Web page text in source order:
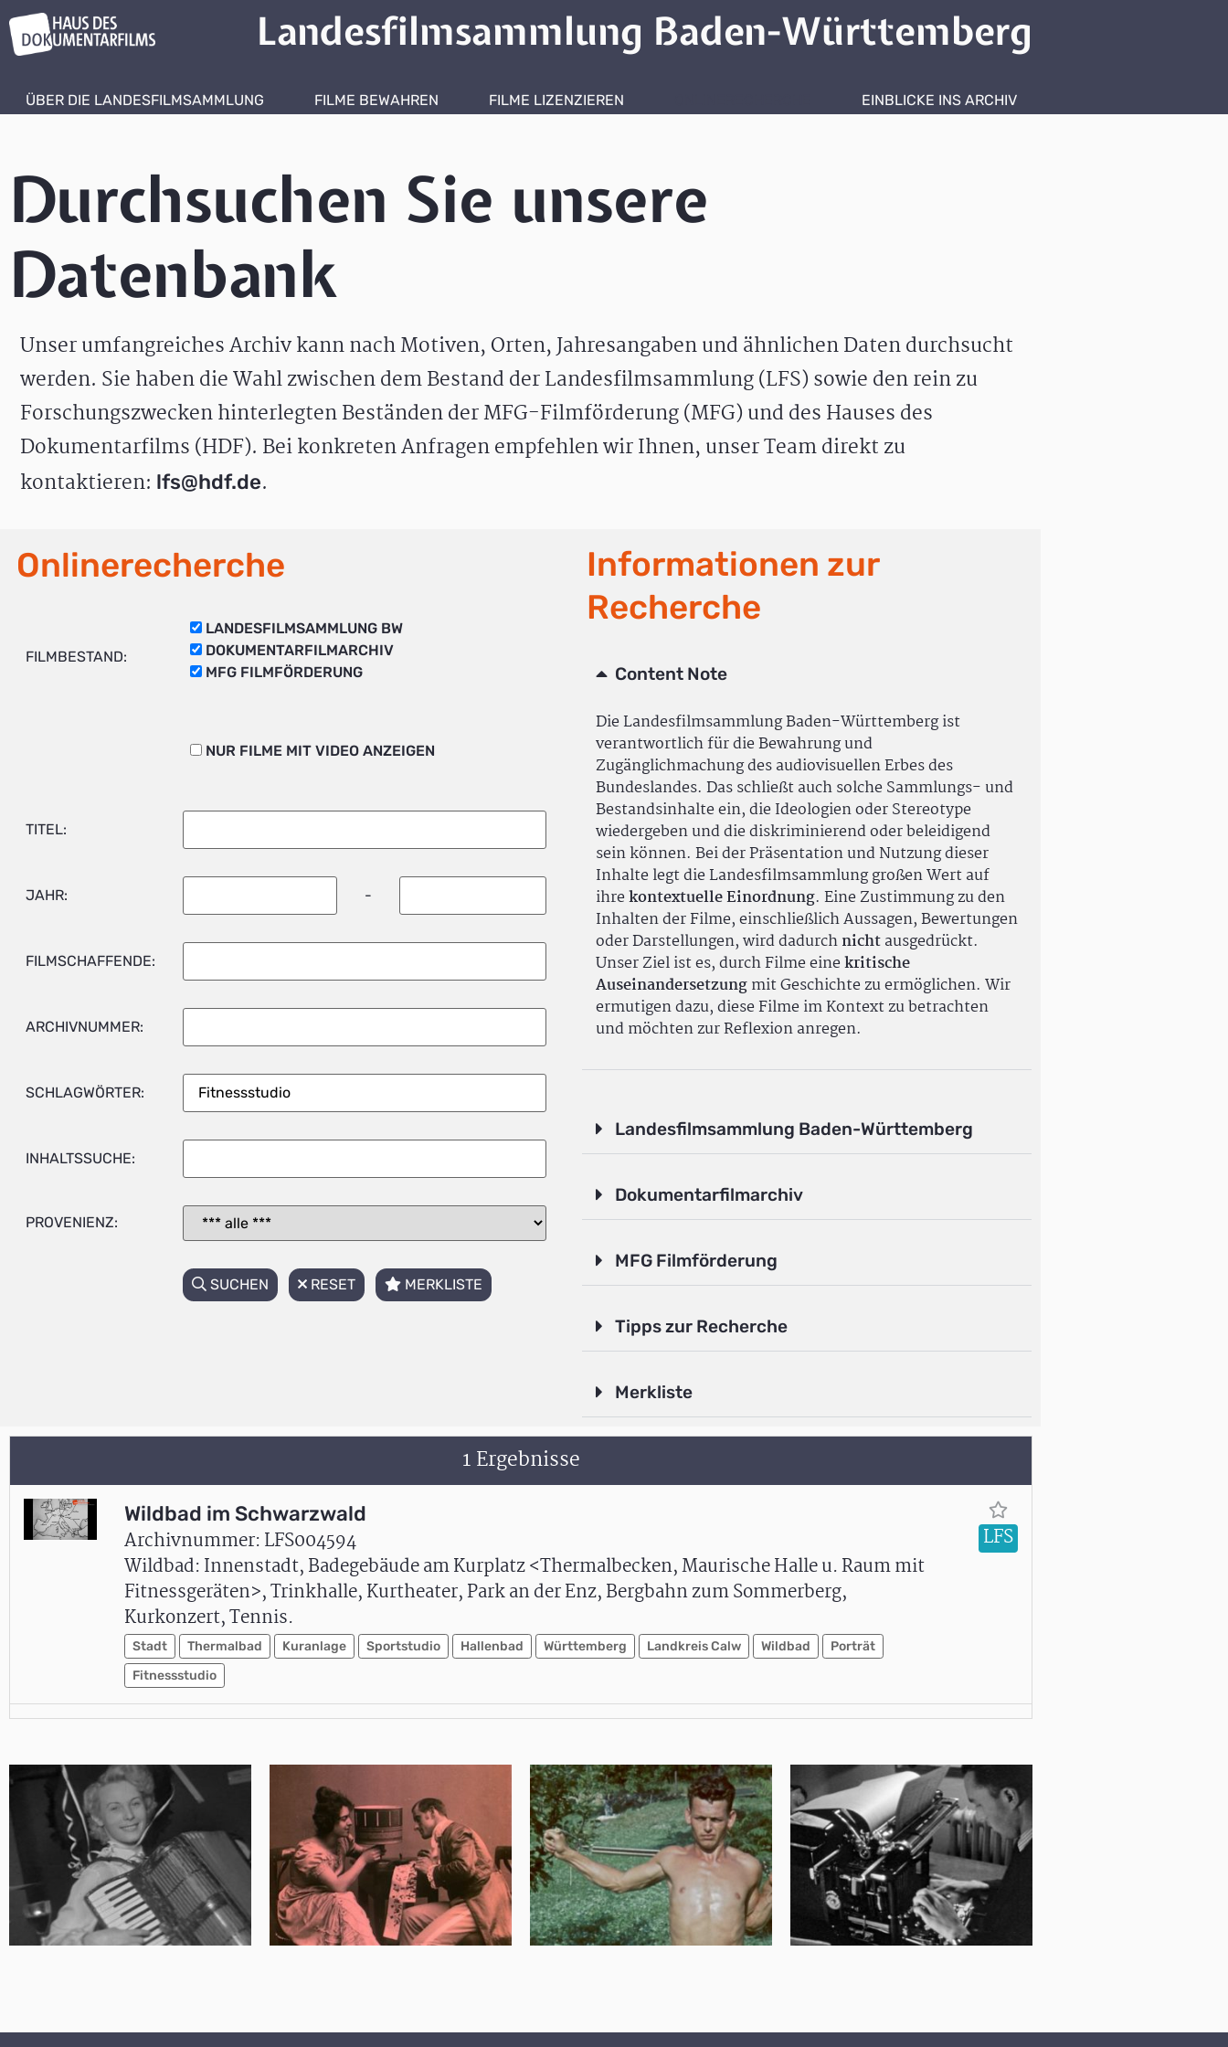
Landesfilmsammlung Baden-Württemberg
ÜBER DIE LANDESFILMSAMMLUNG FILME BEWAHREN FILME LIZENZIEREN EINBLICKE INS ARCHIV
Durchsuchen Sie unsere
Datenbank
Unser umfangreiches Archiv kann nach Motiven, Orten, Jahresangaben und ähnlichen Daten durchsucht
werden. Sie haben die Wahl zwischen dem Bestand der Landesfilmsammlung (LFS) sowie den rein zu
Forschungszwecken hinterlegten Beständen der MFG-Filmförderung (MFG) und des Hauses des
Dokumentarfilms (HDF). Bei konkreten Anfragen empfehlen wir Ihnen, unser Team direkt zu
kontaktieren: lfs@hdf.de.
Onlinerecherche
FILMBESTAND:
LANDESFILMSAMMLUNG BW
DOKUMENTARFILMARCHIV
MFG FILMFÖRDERUNG
NUR FILME MIT VIDEO ANZEIGEN
TITEL:
JAHR: -
FILMSCHAFFENDE:
ARCHIVNUMMER:
SCHLAGWÖRTER:
INHALTSSUCHE:
PROVENIENZ:
SUCHEN RESET MERKLISTE
Informationen zur
Recherche
Content Note
Die Landesfilmsammlung Baden-Württemberg ist
verantwortlich für die Bewahrung und
Zugänglichmachung des audiovisuellen Erbes des
Bundeslandes. Das schließt auch solche Sammlungs- und
Bestandsinhalte ein, die Ideologien oder Stereotype
wiedergeben und die diskriminierend oder beleidigend
sein können. Bei der Präsentation und Nutzung dieser
Inhalte legt die Landesfilmsammlung großen Wert auf
ihrekontextuelle Einordnung. Eine Zustimmung zu den
Inhalten der Filme, einschließlich Aussagen, Bewertungen
oder Darstellungen, wird dadurchnichtausgedrückt.
Unser Ziel ist es, durch Filme einekritische
Auseinandersetzungmit Geschichte zu ermöglichen. Wir
ermutigen dazu, diese Filme im Kontext zu betrachten
und möchten zur Reflexion anregen.
Landesfilmsammlung Baden-Württemberg
Dokumentarfilmarchiv
MFG Filmförderung
Tipps zur Recherche
Merkliste
1 Ergebnisse
Wildbad im Schwarzwald
Archivnummer: LFS004594
Wildbad: Innenstadt, Badegebäude am Kurplatz <Thermalbecken, Maurische Halle u. Raum mit
Fitnessgeräten>, Trinkhalle, Kurtheater, Park an der Enz, Bergbahn zum Sommerberg,
Kurkonzert, Tennis.
Stadt Thermalbad Kuranlage Sportstudio Hallenbad Württemberg Landkreis Calw Wildbad
Porträt
Fitnessstudio
LFS